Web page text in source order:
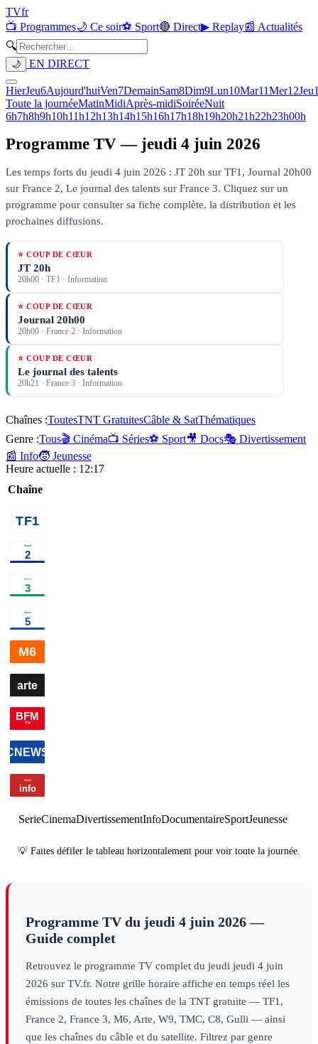
TVfr
📺 Programmes🌙 Ce soir⚽ Sport🔴 Direct▶ Replay📰 Actualités
🔍
🌙 EN DIRECT
HierJeu6Aujourd'huiVen7DemainSam8Dim9Lun10Mar11Mer12Jeu
Toute la journéeMatinMidiAprès-midiSoiréeNuit
6h7h8h9h10h11h12h13h14h15h16h17h18h19h20h21h22h23h00h
Programme TV — jeudi 4 juin 2026
Les temps forts du jeudi 4 juin 2026 : JT 20h sur TF1, Journal 20h00
sur France 2, Le journal des talents sur France 3. Cliquez sur un
programme pour consulter sa fiche complète, la distribution et les
prochaines diffusions.
⭐ COUP DE CŒUR
JT 20h
20h00 · TF1 · Information
⭐ COUP DE CŒUR
Journal 20h00
20h00 · France 2 · Information
⭐ COUP DE CŒUR
Le journal des talents
20h21 · France 3 · Information
Chaînes :ToutesTNT GratuitesCâble & SatThématiques
Genre :Tous🎬 Cinéma📺 Séries⚽ Sport🎥 Docs🎭 Divertissement
📰 Info🧒 Jeunesse
Heure actuelle : 12:17
Chaîne
SerieCinemaDivertissementInfoDocumentaireSportJeunesse
💡 Faites défiler le tableau horizontalement pour voir toute la journée.
Programme TV du jeudi 4 juin 2026—
Guide complet
Retrouvez le programme TV complet du jeudi jeudi 4 juin
2026 sur TV.fr. Notre grille horaire affiche en temps réel les
émissions de toutes les chaînes de la TNT gratuite — TF1,
France 2, France 3, M6, Arte, W9, TMC, C8, Gulli — ainsi
que les chaînes du câble et du satellite. Filtrez par genre